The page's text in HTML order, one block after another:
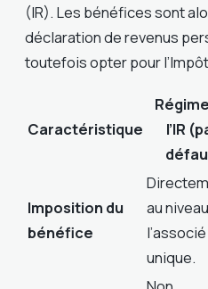
(IR). Les bénéfices sont
déclaration de revenus
toutefois opter pour
Caractéristique
l’IR
Imposition du
bénéfice
au
l’associé
unique.